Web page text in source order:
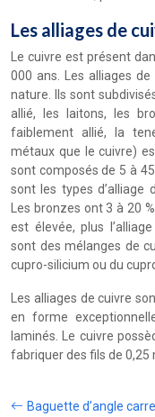
Les alliages de
Le cuivre est présent
000 ans. Les alliages
nature. Ils sont
allié, les laitons, les
faiblement allié, la
métaux que le cuivre)
sont composés de 5 à
sont les types d’alliage
Les bronzes ont 3 à 20
est élevée, plus
sont des mélanges de
cupro-silicium ou du
Les alliages de cuivre
en forme
laminés. Le cuivre
fabriquer des fils de 0,25
Baguette d’angle